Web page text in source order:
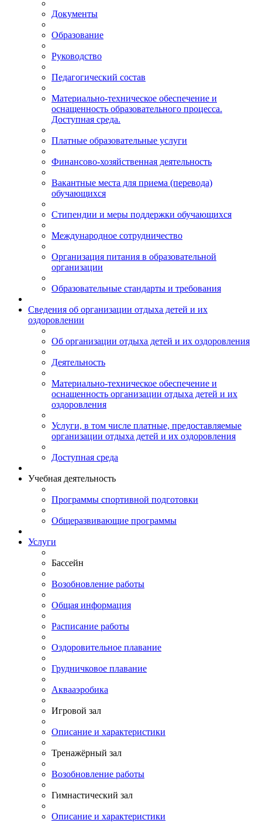
Документы
Образование
Руководство
Педагогический состав
Материально-техническое обеспечение и
оснащенность образовательного процесса.
Доступная среда.
Платные образовательные услуги
Финансово-хозяйственная деятельность
Вакантные места для приема (перевода)
обучающихся
Стипендии и меры поддержки обучающихся
Международное сотрудничество
Организация питания в образовательной
организации
Образовательные стандарты и требования
Сведения об организации отдыха детей и их
оздоровлении
Об организации отдыха детей и их оздоровления
Деятельность
Материально-техническое обеспечение и
оснащенность организации отдыха детей и их
оздоровления
Услуги, в том числе платные, предоставляемые
организации отдыха детей и их оздоровления
Доступная среда
Учебная деятельность
Программы спортивной подготовки
Общеразвивающие программы
Услуги
Бассейн
Возобновление работы
Общая информация
Расписание работы
Оздоровительное плавание
Грудничковое плавание
Аквааэробика
Игровой зал
Описание и характеристики
Тренажёрный зал
Возобновление работы
Гимнастический зал
Описание и характеристики